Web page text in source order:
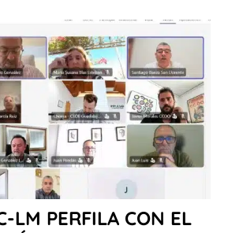
LM PERFILA CON EL